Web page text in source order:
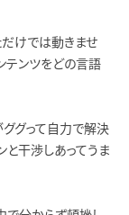
けでは動きませ
テンツをどの言語
グって自力で解決
と干渉しあってうま